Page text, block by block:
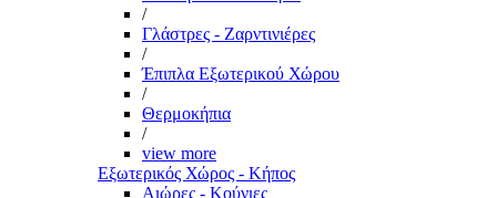
/
Γλάστρες - Ζαρντινιέρες
/
Έπιπλα Εξωτερικού Χώρου
/
Θερμοκήπια
/
view more
Εξωτερικός Χώρος - Κήπος
Αιώρες - Κούνιες